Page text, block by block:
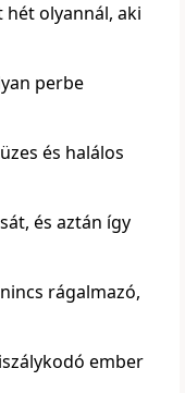
olyannál, aki
perbe
és halálos
és aztán így
rágalmazó,
ember